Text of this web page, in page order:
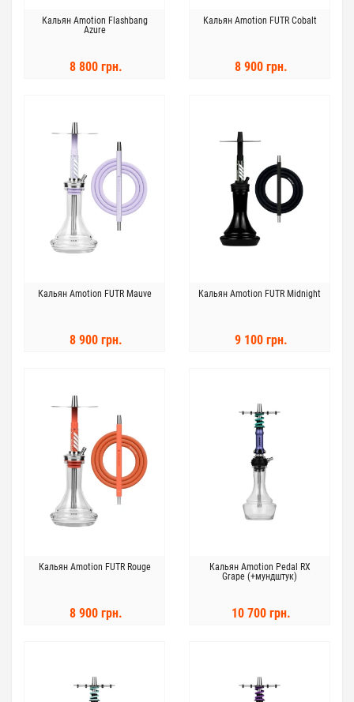
Кальян Amotion Flashbang
Azure
8 800 грн.
Кальян Amotion FUTR Cobalt
8 900 грн.
Кальян Amotion FUTR Mauve
8 900 грн.
Кальян Amotion FUTR Midnight
9 100 грн.
Кальян Amotion FUTR Rouge
8 900 грн.
Кальян Amotion Pedal RX
Grape (+мундштук)
10 700 грн.